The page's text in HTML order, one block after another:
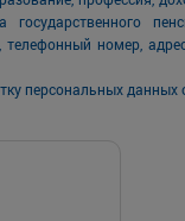
телефонный номер,
персональных данных